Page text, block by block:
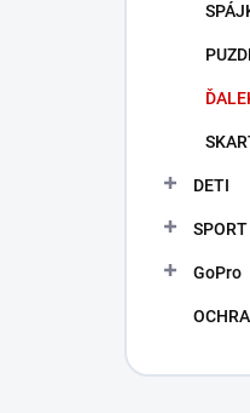
DETI
SPORT
GoPro